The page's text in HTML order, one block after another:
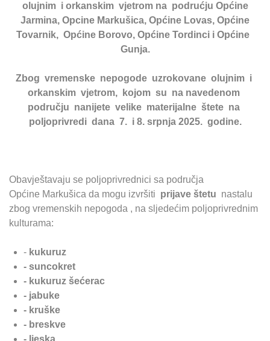
olujnim i orkanskim vjetrom na podrućju Općine
Jarmina, Opcine Markušica, Općine Lovas, Općine
Tovarnik, Općine Borovo, Općine Tordinci i Općine
Gunja.
Zbog vremenske nepogode uzrokovane olujnim i
orkanskim vjetrom, kojom su na navedenom
području nanijete velike materijalne štete na
poljoprivredi dana 7. i 8. srpnja 2025. godine.
Obavještavaju se poljoprivrednici sa područja
Općine Markušica da mogu izvršiti prijave štetu nastalu
zbog vremenskih nepogoda , na sljedećim poljoprivrednim
kulturama:
- kukuruz
- suncokret
- kukuruz šećerac
- jabuke
- kruške
- breskve
- ljeska